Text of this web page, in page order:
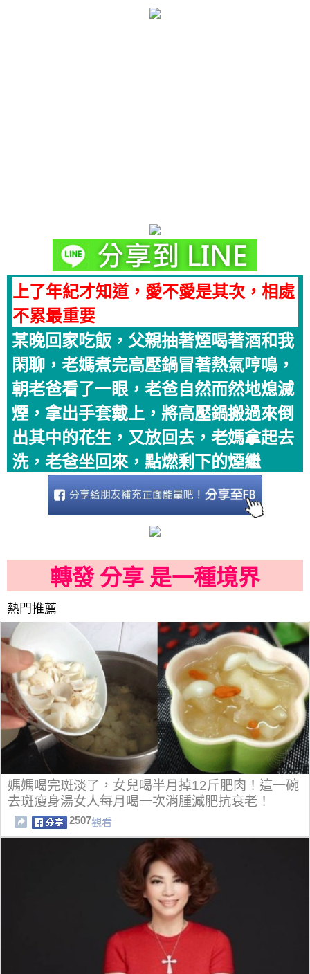
上了年紀才知道，愛不愛是其次，相處
不累最重要
某晚回家吃飯，父親抽著煙喝著酒和我
閑聊，老媽煮完高壓鍋冒著熱氣哼鳴，
朝老爸看了一眼，老爸自然而然地熄滅
煙，拿出手套戴上，將高壓鍋搬過來倒
出其中的花生，又放回去，老媽拿起去
洗，老爸坐回來，點燃剩下的煙繼
轉發 分享 是一種境界
熱門推薦
媽媽喝完斑淡了，女兒喝半月掉12斤肥肉！這一碗
去斑瘦身湯女人每月喝一次消腫減肥抗衰老！
2507觀看